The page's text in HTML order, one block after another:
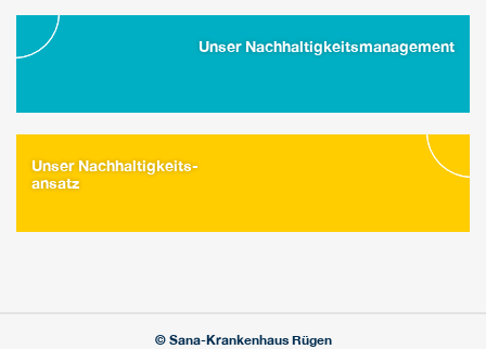
Unser Nachhaltigkeitsmanagement
Unser Nachhaltigkeits-
ansatz
© Sana-Krankenhaus Rügen